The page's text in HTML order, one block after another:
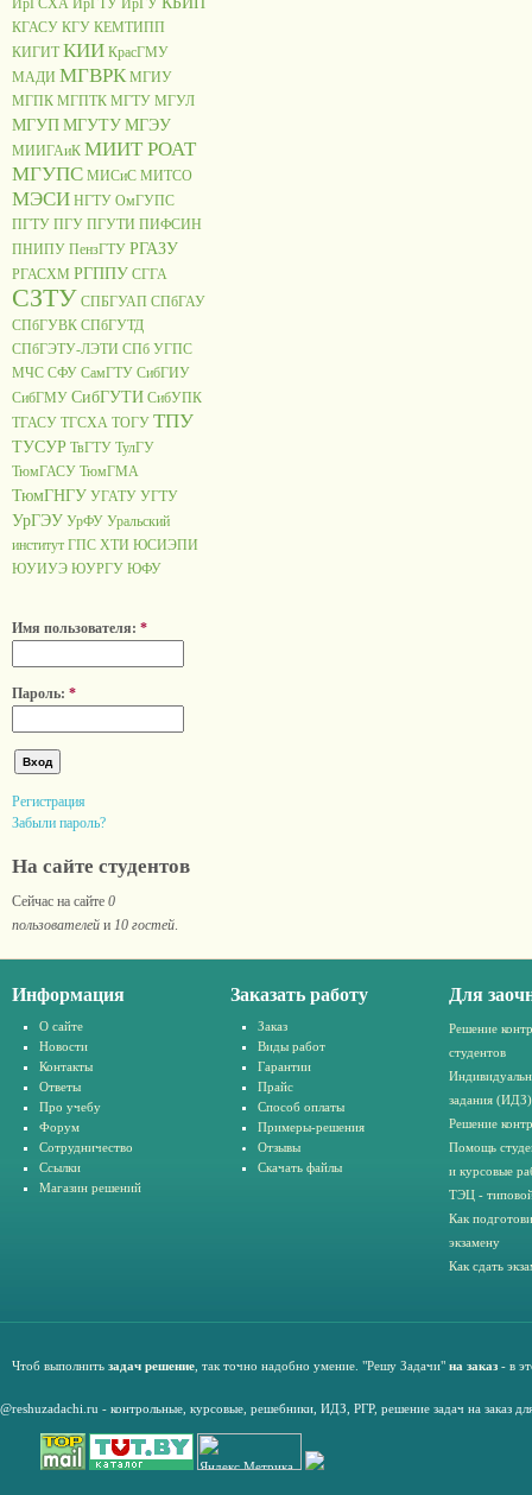
ИрГСХА ИрГТУ ИрГУ
КГАСУ КГУ КЕМТИПП
КИГИТ КИИ КрасГМУ
МАДИ МГВРК МГИУ
МГПК МГПТК МГТУ МГУЛ
МГУПМГУТУМГЭУ
МИИГАиК МИИТ РОАТ
МГУПС МИСиС МИТСО
МЭСИ НГТУ ОмГУПС
ПГТУ ПГУ ПГУТИ ПИФСИН
ПНИПУ ПензГТУ РГАЗУ
РГАСХМ РГППУ СГГА
СЗТУ СПБГУАП СПбГАУ
СПбГУВК СПбГУТД
СПбГЭТУ-ЛЭТИ СПб УГПС
МЧС СФУ СамГТУ СибГИУ
СибГМУ СибГУТИ СибУПК
ТГАСУ ТГСХА ТОГУ ТПУ
ТУСУР ТвГТУ ТулГУ
ТюмГАСУ ТюмГМА
ТюмГНГУ УГАТУ УГТУ
УрГЭУ УрФУ Уральский
институт ГПС ХТИ ЮСИЭПИ
ЮУИУЭ ЮУРГУ ЮФУ
Имя пользователя: *
Пароль: *
Регистрация
Забыли пароль?
На сайте студентов
Сейчас на сайте 0
пользователей и 10 гостей
Информация
О сайте
Новости
Контакты
Ответы
Про учебу
Форум
Сотрудничество
Ссылки
Магазин решений
Заказать работу
Заказ
Виды работ
Гарантии
Прайс
Способ оплаты
Примеры-решения
Отзывы
Скачать файлы
Для
Решение
студентов
задания (ИДЗ)
Решение
Помощь
и курсовые
ТЭЦ -
Как
экзамену
Как сдать
Чтоб выполнить задач решение , так точно надобно умение. "Решу Задачи" на заказ - в
@reshuzadachi.ru - контрольные, курсовые решебники, ИДЗ, РГР, решение задач на заказ